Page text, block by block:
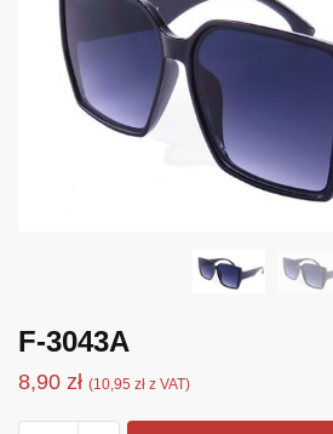
F-3043A
8,90 zł (10,95 zł z VAT)